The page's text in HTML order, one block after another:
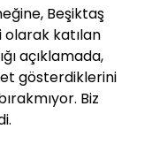
Beşiktaş
olarak katılan
açıklamada,
gösterdiklerini
Biz